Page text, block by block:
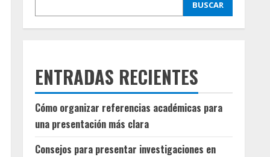
BUSCAR
ENTRADAS RECIENTES
Cómo organizar referencias académicas para
una presentación más clara
Consejos para presentar investigaciones en